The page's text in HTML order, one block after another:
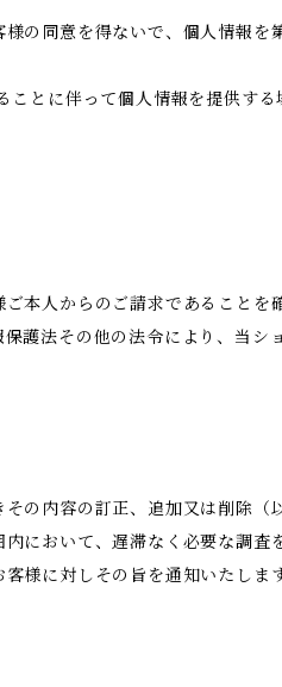
の同意を得ないで、個人情報を
ことに伴って個人情報を提供する
本人からのご請求であることを
護法その他の法令により、当シ
の内容の訂正、追加又は削除（
において、遅滞なく必要な調査
様に対しその旨を通知いたしま